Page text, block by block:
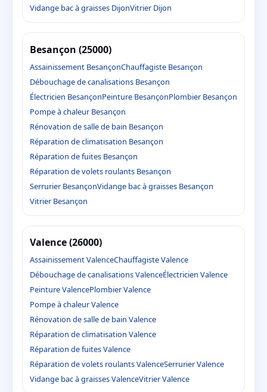
Vidange bac à graisses DijonVitrier Dijon
Besançon (25000)
Assainissement BesançonChauffagiste Besançon
Débouchage de canalisations Besançon
Électricien BesançonPeinture BesançonPlombier Besançon
Pompe à chaleur Besançon
Rénovation de salle de bain Besançon
Réparation de climatisation Besançon
Réparation de fuites Besançon
Réparation de volets roulants Besançon
Serrurier BesançonVidange bac à graisses Besançon
Vitrier Besançon
Valence (26000)
Assainissement ValenceChauffagiste Valence
Débouchage de canalisations ValenceÉlectricien Valence
Peinture ValencePlombier Valence
Pompe à chaleur Valence
Rénovation de salle de bain Valence
Réparation de climatisation Valence
Réparation de fuites Valence
Réparation de volets roulants ValenceSerrurier Valence
Vidange bac à graisses ValenceVitrier Valence